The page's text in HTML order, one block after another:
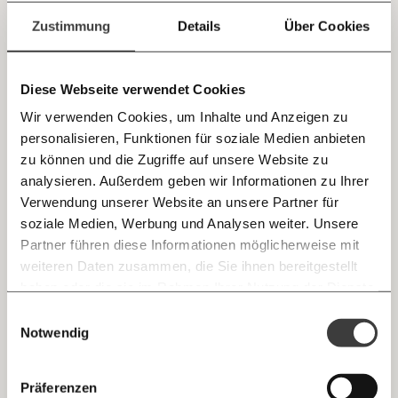
Zustimmung Details Über Cookies
Diese Webseite verwendet Cookies
Wir verwenden Cookies, um Inhalte und Anzeigen zu
personalisieren, Funktionen für soziale Medien anbieten
zu können und die Zugriffe auf unsere Website zu
analysieren. Außerdem geben wir Informationen zu Ihrer
Verwendung unserer Website an unsere Partner für
soziale Medien, Werbung und Analysen weiter. Unsere
Partner führen diese Informationen möglicherweise mit
weiteren Daten zusammen, die Sie ihnen bereitgestellt
Notwendig
Präferenzen
Immer auf dem Laufenden
bleiben mit unseren gratis
E-Mail-Newslettern!
Die guten Nachrichten der
Ich werde Fördermitglied* …
einfach
teilen.
E-Mail
Whatsapp
vorstellen
Wie könnte die Schule der Zukunft aussehen? Drei
19.08.2021
Kinder und Jugendliche in Österreich: Wer ist
hier Staatsbürger:in?
ungeachtet ihrer Eltern bekommen? Wie diese Debatte vor